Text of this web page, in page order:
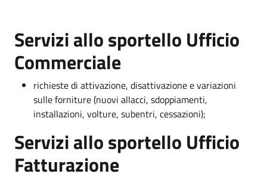
Servizi allo sportello Ufficio
Commerciale
richieste di attivazione, disattivazione e variazioni
sulle forniture (nuovi allacci, sdoppiamenti,
installazioni, volture, subentri, cessazioni);
Servizi allo sportello Ufficio
Fatturazione